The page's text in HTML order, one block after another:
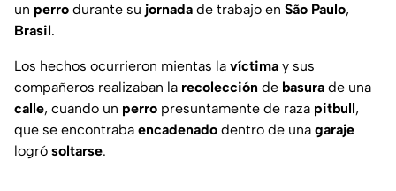
un perro durante su jornada de trabajo en São Paulo,
Brasil.
Los hechos ocurrieron mientas la víctima y sus
compañeros realizaban la recolección de basura de una
calle, cuando un perro presuntamente de raza pitbull,
que se encontraba encadenado dentro de una garaje
logró soltarse.